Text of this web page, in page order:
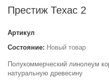
Престиж Техас 2
Артикул
Состояние: Новый товар
Полукоммерческий линолеум
натуральную древесину